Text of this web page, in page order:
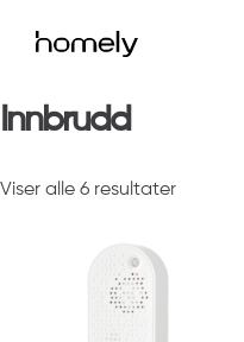
Innbrudd
Viser alle 6 resultater